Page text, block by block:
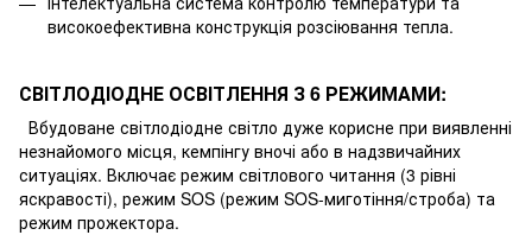
високоефективна конструкція розсіювання тепла.
СВІТЛОДІОДНЕ ОСВІТЛЕННЯ З 6 РЕЖИМАМИ:
Вбудоване світлодіодне світло дуже корисне при виявленні
незнайомого місця, кемпінгу вночі або в надзвичайних
ситуаціях. Включає режим світлового читання (3 рівні
яскравості), режим SOS (режим SOS-миготіння/строба) та
режим прожектора.